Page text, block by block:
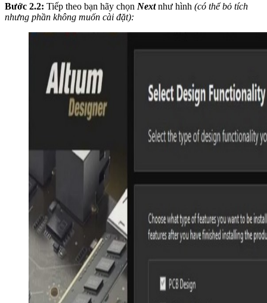
Bước 2.2: Tiếp theo bạn hãy chọn Nextnhư hình (có thể bỏ tích
nhưng phần không muốn cài đặt):